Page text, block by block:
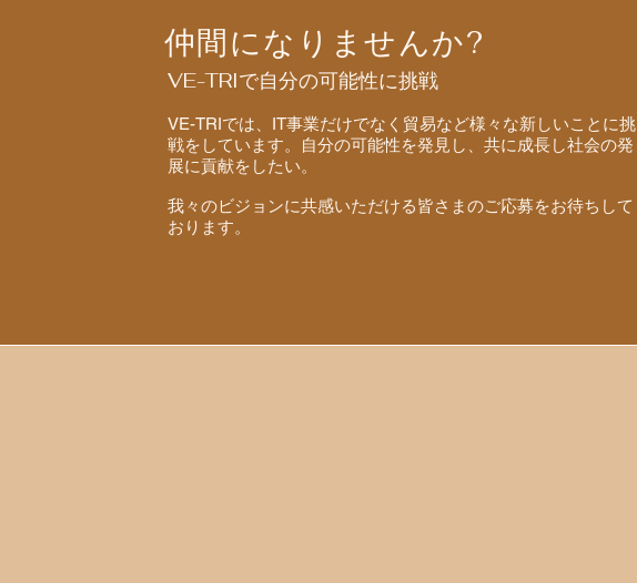
仲間になりませんか?
VE-TRIで自分の可能性に挑戦
VE-TRIでは、IT事業だけでなく貿易など様々な新しいことに挑
戦をしています。自分の可能性を発見し、共に成長し社会の発
展に貢献をしたい。
我々のビジョンに共感いただける皆さまのご応募をお待ちして
おります。